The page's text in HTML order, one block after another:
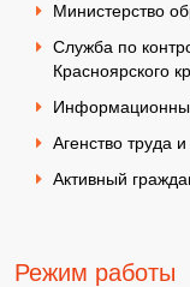
Министерство
Служба по
Красноярского
Агенство труда
Активный
Режим работы